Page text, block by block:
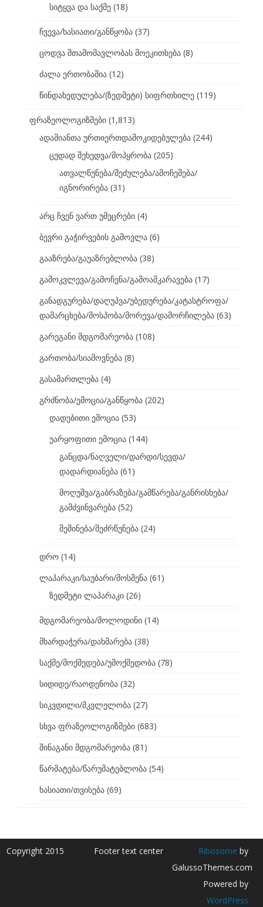
სიტყვა და საქმე (18)
ჩვევა/ხასიათი/განწყობა (37)
ცოდვა შთამომავლობას მოეკითხება (8)
ძალა ერთობაშია (12)
წინდახედულება/(ზედმეტი) სიფრთხილე (119)
ფრაზეოლოგიზმები (1,813)
ადამიანთა ურთიერთდამოკიდებულება (244)
ცუდად შეხედვა/მოპყრობა (205)
ათვალწუნება/შეძულება/ამოჩემება/
იგნორირება (31)
არც ჩვენ ვართ უმეცრები (4)
ბევრი გაჭირვების გამოვლა (6)
გააზრება/გაუაზრებლობა (38)
გამოკვლევა/გამოჩენა/გამოაშკარავება (17)
განადგურება/დაღუპვა/უბედურება/კატასტროფა/
დამარცხება/მოსპობა/მორევა/დამორჩილება (63)
გარეგანი მდგომარეობა (108)
გართობა/სიამოვნება (8)
გასამართლება (4)
გრძნობა/ემოცია/განწყობა (202)
დადებითი ემოცია (53)
უარყოფითი ემოცია (144)
განცდა/ნაღველი/დარდი/სევდა/
დადარდიანება (61)
მოღუშვა/გაბრაზება/გამწარება/განრისხება/
გამძვინვარება (52)
შეშინება/შეძრწუნება (24)
დრო (14)
ლაპარაკი/საუბარი/მოსმენა (61)
ზედმეტი ლაპარაკი (26)
მდგომარეობა/მოლოდინი (14)
მხარდაჭერა/დახმარება (38)
საქმე/მოქმედება/უმოქმედობა (78)
სიდიდე/რაოდენობა (32)
სიკვდილი/მკვლელობა (27)
სხვა ფრაზეოლოგიზმები (683)
შინაგანი მდგომარეობა (81)
წარმატება/წარუმატებლობა (54)
ხასიათი/თვისება (69)
Copyright 2015 Footer text center Ribosome by
GalussoThemes.com
Powered by
WordPress